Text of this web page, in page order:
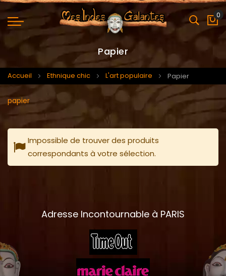
0
Papier
Accueil Ethnique chic L'art populaire Papier
papier
Impossible de trouver des produits
correspondants à votre sélection.
Adresse Incontournable à PARIS